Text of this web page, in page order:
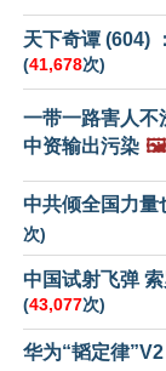
天下奇谭 (604)
(41,678次)
一带一路害人不
中资输出污染 🖼️
中共倾全国力量
次)
中国试射飞弹
(43,077次)
华为“韬定律